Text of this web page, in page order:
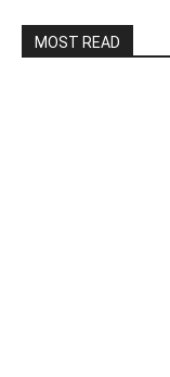
MOST READ